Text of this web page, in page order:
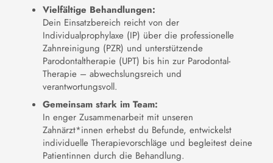
Vielfältige Behandlungen:
Dein Einsatzbereich reicht von der
Individualprophylaxe (IP) über die professionelle
Zahnreinigung (PZR) und unterstützende
Parodontaltherapie (UPT) bis hin zur Parodontal-
Therapie – abwechslungsreich und
verantwortungsvoll.
Gemeinsam stark im Team:
In enger Zusammenarbeit mit unseren
Zahnärzt*innen erhebst du Befunde, entwickelst
individuelle Therapievorschläge und begleitest deine
Patientinnen durch die Behandlung.